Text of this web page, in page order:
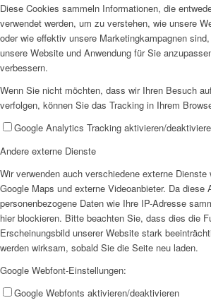
Diese Cookies sammeln Informationen, die
verwendet werden, um zu verstehen, wie unsere
oder wie effektiv unsere Marketingkampagnen
unsere Website und Anwendung für Sie
verbessern.
Wenn Sie nicht möchten, dass wir Ihren Besuch
verfolgen, können Sie das Tracking in Ihrem
Google Analytics Tracking aktivieren/
Andere externe Dienste
Wir verwenden auch verschiedene externe Dienste
Google Maps und externe Videoanbieter. Da diese
personenbezogene Daten wie Ihre IP-Adresse
hier blockieren. Bitte beachten Sie, dass dies die
Erscheinungsbild unserer Website stark
werden wirksam, sobald Sie die Seite neu laden.
Google Webfont-Einstellungen:
Google Webfonts aktivieren/deaktivieren